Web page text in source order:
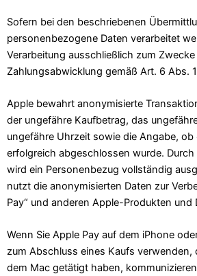
Sofern bei den beschriebenen
personenbezogene Daten verarbeitet
Verarbeitung ausschließlich zum
Zahlungsabwicklung gemäß Art. 6 Abs. 1
Apple bewahrt anonymisierte
der ungefähre Kaufbetrag, das
ungefähre Uhrzeit sowie die Angabe, ob
erfolgreich abgeschlossen wurde.
wird ein Personenbezug vollständig
nutzt die anonymisierten Daten zur
Pay“ und anderen Apple-Produkten und
Wenn Sie Apple Pay auf dem iPhone
zum Abschluss eines Kaufs verwenden,
dem Mac getätigt haben,